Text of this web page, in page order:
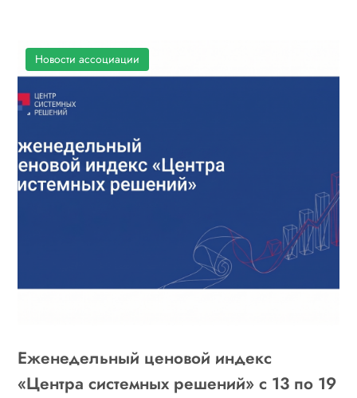
Новости ассоциации
Еженедельный ценовой индекс
«Центра системных решений» с 13 по 19